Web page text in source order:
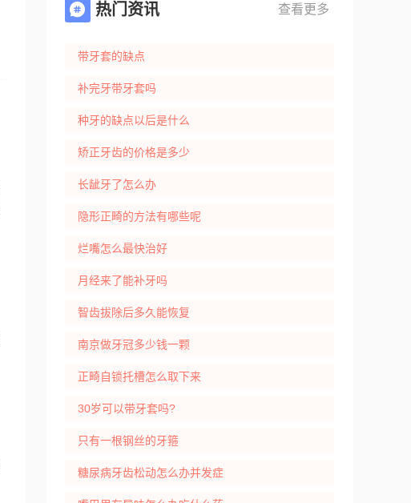
 热门资讯 查看更多
带牙套的缺点
补完牙带牙套吗
种牙的缺点以后是什么
矫正牙齿的价格是多少
长龇牙了怎么办
隐形正畸的方法有哪些呢
烂嘴怎么最快治好
月经来了能补牙吗
智齿拔除后多久能恢复
南京做牙冠多少钱一颗
正畸自锁托槽怎么取下来
30岁可以带牙套吗?
只有一根钢丝的牙箍
糖尿病牙齿松动怎么办并发症